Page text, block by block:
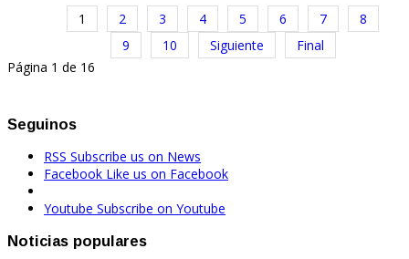
1 2 3 4 5 6 7
8
9
10 Siguiente
Final
Página 1 de 16
Seguinos
RSS Subscribe us on News
Facebook Like us on Facebook
Youtube Subscribe on Youtube
Noticias populares